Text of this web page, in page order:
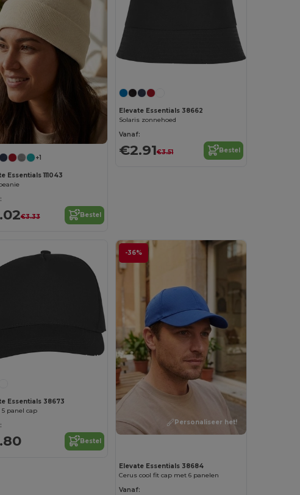
+1
Essentials 111043
€3.33 Bestel
Personaliseer het!
Elevate Essentials 38662
Solaris zonnehoed
Vanaf:
€2.91€3.51 Bestel
Personaliseer het!
Essentials 38673
5 panel cap
Bestel
-36%
Personaliseer het!
Elevate Essentials 38684
Cerus cool fit cap met 6 panelen
Vanaf: